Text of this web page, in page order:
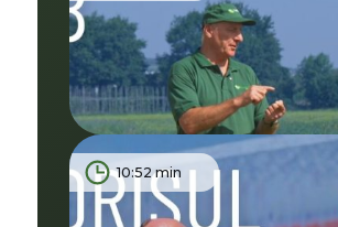
10:52 min